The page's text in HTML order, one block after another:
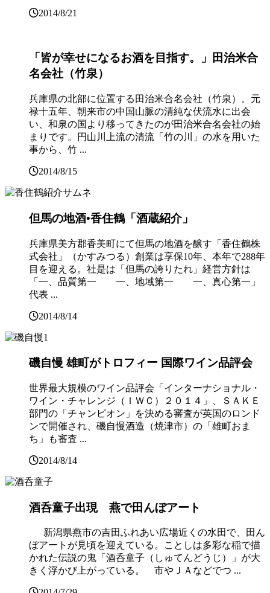
2014/8/21
「皆が幸せになるお酒を目指す。」田治米合
名会社（竹泉）
兵庫県の北部に位置する田治米合名会社（竹泉）。元
禄十五年、朝来市の中国山脈の清純な伏流水に出会
い、和泉の国より移ってきたのが田治米合名会社の始
まりです。円山川上流の清流「竹の川」の水を用いた
事から、竹 ...
2014/8/15
但馬の地酒•香住鶴「酒蔵紹介」
兵庫県美方郡香美町にて但馬の地酒を醸す「香住鶴株
式会社」（かすみつる）創業は享保10年、本年で288年
目を迎える。社是は「但馬の誇りたれ」経営方針は
「一、品質第一 一、地域第一 一、真心第一」
代表 ...
2014/8/14
磯自慢 雄町がトロフィー 国際ワイン品評会
世界最大規模のワイン品評会「インターナショナル・
ワイン・チャレンジ（ＩＷＣ）２０１４」、ＳＡＫＥ
部門の「チャンピオン」を決める審査が英国のロンド
ンで開催され、磯自慢酒造（焼津市）の「雄町おま
ち」も審査 ...
2014/8/14
酒呑童子出現 燕で田んぼアート
新潟県燕市の吉田ふれあい広場近くの水田で、田ん
ぼアートが見頃を迎えている。ことしは多彩な稲で描
かれた伝説の鬼「酒呑童子（しゅてんどうじ）」が大
きく浮かび上がっている。 市やＪＡなどでつ ...